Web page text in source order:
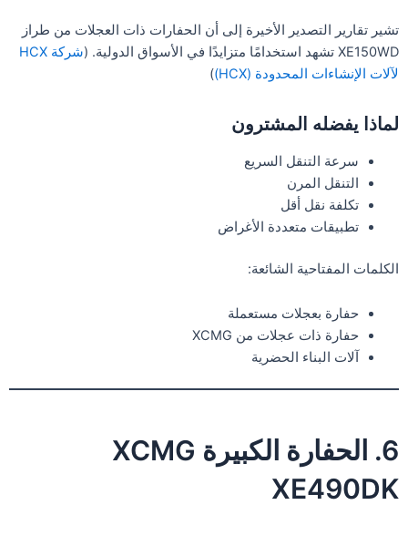
تشير تقارير التصدير الأخيرة إلى أن الحفارات ذات العجلات من طراز
XE150WD تشهد استخدامًا متزايدًا في الأسواق الدولية. (
شركة HCX
لآلات الإنشاءات المحدودة (HCX)
)
لماذا يفضله المشترون
سرعة التنقل السريع
التنقل المرن
تكلفة نقل أقل
تطبيقات متعددة الأغراض
الكلمات المفتاحية الشائعة:
حفارة بعجلات مستعملة
حفارة ذات عجلات من XCMG
آلات البناء الحضرية
6. الحفارة الكبيرة XCMG
XE490DK